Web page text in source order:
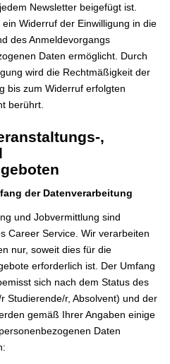
Newsletter beigefügt ist.
Widerruf der Einwilligung in die
des Anmeldevorgangs
Daten ermöglicht. Durch
wird die Rechtmäßigkeit der
bis zum Widerruf erfolgten
berührt.
,
der Datenverarbeitung
und Jobvermittlung sind
Career Service. Wir verarbeiten
nur, soweit dies für die
erforderlich ist. Der Umfang
sich nach dem Status des
Studierende/r, Absolvent) und der
gemäß Ihrer Angaben einige
Daten